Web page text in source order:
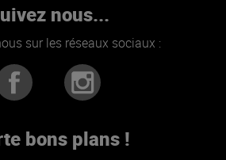
nous...
sur les réseaux sociaux :
bons plans !